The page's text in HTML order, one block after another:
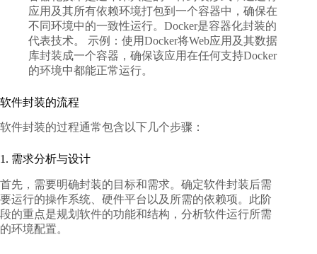
应用及其所有依赖环境打包到一个容器中，确保在
不同环境中的一致性运行。Docker是容器化封装的
代表技术。 示例：使用Docker将Web应用及其数据
库封装成一个容器，确保该应用在任何支持Docker
的环境中都能正常运行。
软件封装的流程
软件封装的过程通常包含以下几个步骤：
1. 需求分析与设计
首先，需要明确封装的目标和需求。确定软件封装后需
要运行的操作系统、硬件平台以及所需的依赖项。此阶
段的重点是规划软件的功能和结构，分析软件运行所需
的环境配置。